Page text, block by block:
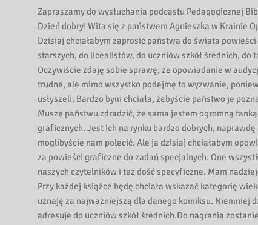
a
B
i
b
l
i
o
t
e
k
a
W
o
j
e
Zapraszamy do wysłuchania podcastu Pedagogicznej
Dzień dobry! Wita się z państwem Agnieszka w Krainie
Dzisiaj chciałabym zaprosić państwa do świata
starszych, do licealistów, do uczniów szkół średnich,
Oczywiście zdaję sobie sprawę, że opowiadanie w
trudne, ale mimo wszystko podejmę to wyzwanie,
usłyszeli. Bardzo bym chciała, żebyście państwo je
Muszę państwu zdradzić, że sama jestem ogromną
graficznych. Jest ich na rynku bardzo dobrych,
moglibyście nam polecić. Ale ja dzisiaj chciałabym
za powieści graficzne do zadań specjalnych. One
naszych czytelników i też dość specyficzne. Mam
Przy każdej książce będę chciała wskazać kategorię
uznaję za najważniejszą dla danego komiksu. Niemniej
adresuje do uczniów szkół średnich.Do nagrania